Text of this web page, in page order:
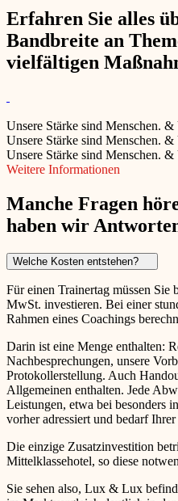
Erfahren Sie alles
Bandbreite an
vielfältigen
Unsere Stärke sind Menschen. &
Unsere Stärke sind Menschen. &
Unsere Stärke sind Menschen. &
Weitere Informationen
Manche Fragen
haben wir
Welche Kosten entstehen?
Für einen Trainertag müssen
MwSt. investieren. Bei einer
Rahmen eines Coachings
Darin ist eine Menge enthalten:
Nachbesprechungen, unsere
Protokollerstellung. Auch
Allgemeinen enthalten. Jede
Leistungen, etwa bei besonders
vorher adressiert und bedarf
Die einzige Zusatzinvestition
Mittelklassehotel, so diese
Sie sehen also, Lux & Lux